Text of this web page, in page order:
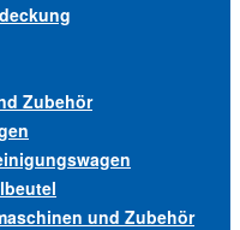
Zubehör
und Zubehör